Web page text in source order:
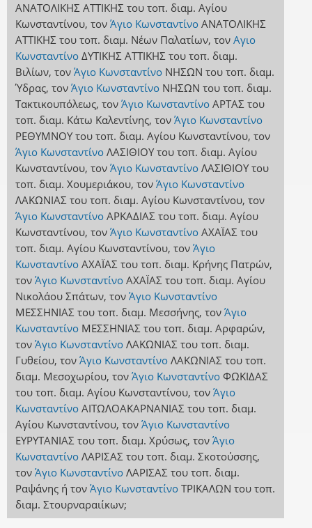
ΑΝΑΤΟΛΙΚΗΣ ΑΤΤΙΚΗΣ του τοπ. διαμ. Αγίου
Κωνσταντίνου, τον Άγιο Κωνσταντίνο ΑΝΑΤΟΛΙΚΗΣ
ΑΤΤΙΚΗΣ του τοπ. διαμ. Νέων Παλατίων, τον Αγιο
Κωνσταντίνο ΔΥΤΙΚΗΣ ΑΤΤΙΚΗΣ του τοπ. διαμ.
Βιλίων, τον Άγιο Κωνσταντίνο ΝΗΣΩΝ του τοπ. διαμ.
Ύδρας, τον Άγιο Κωνσταντίνο ΝΗΣΩΝ του τοπ. διαμ.
Τακτικουπόλεως, τον Άγιο Κωνσταντίνο ΑΡΤΑΣ του
τοπ. διαμ. Κάτω Καλεντίνης, τον Άγιο Κωνσταντίνο
ΡΕΘΥΜΝΟΥ του τοπ. διαμ. Αγίου Κωνσταντίνου, τον
Άγιο Κωνσταντίνο ΛΑΣΙΘΙΟΥ του τοπ. διαμ. Αγίου
Κωνσταντίνου, τον Άγιο Κωνσταντίνο ΛΑΣΙΘΙΟΥ του
τοπ. διαμ. Χουμεριάκου, τον Άγιο Κωνσταντίνο
ΛΑΚΩΝΙΑΣ του τοπ. διαμ. Αγίου Κωνσταντίνου, τον
Άγιο Κωνσταντίνο ΑΡΚΑΔΙΑΣ του τοπ. διαμ. Αγίου
Κωνσταντίνου, τον Άγιο Κωνσταντίνο ΑΧΑΪΑΣ του
τοπ. διαμ. Αγίου Κωνσταντίνου, τον Άγιο
Κωνσταντίνο ΑΧΑΪΑΣ του τοπ. διαμ. Κρήνης Πατρών,
τον Άγιο Κωνσταντίνο ΑΧΑΪΑΣ του τοπ. διαμ. Αγίου
Νικολάου Σπάτων, τον Άγιο Κωνσταντίνο
ΜΕΣΣΗΝΙΑΣ του τοπ. διαμ. Μεσσήνης, τον Άγιο
Κωνσταντίνο ΜΕΣΣΗΝΙΑΣ του τοπ. διαμ. Αρφαρών,
τον Άγιο Κωνσταντίνο ΛΑΚΩΝΙΑΣ του τοπ. διαμ.
Γυθείου, τον Άγιο Κωνσταντίνο ΛΑΚΩΝΙΑΣ του τοπ.
διαμ. Μεσοχωρίου, τον Άγιο Κωνσταντίνο ΦΩΚΙΔΑΣ
του τοπ. διαμ. Αγίου Κωνσταντίνου, τον Άγιο
Κωνσταντίνο ΑΙΤΩΛΟΑΚΑΡΝΑΝΙΑΣ του τοπ. διαμ.
Αγίου Κωνσταντίνου, τον Άγιο Κωνσταντίνο
ΕΥΡΥΤΑΝΙΑΣ του τοπ. διαμ. Χρύσως, τον Άγιο
Κωνσταντίνο ΛΑΡΙΣΑΣ του τοπ. διαμ. Σκοτούσσης,
τον Άγιο Κωνσταντίνο ΛΑΡΙΣΑΣ του τοπ. διαμ.
Ραψάνηςή τον Άγιο Κωνσταντίνο ΤΡΙΚΑΛΩΝ του τοπ.
διαμ. Στουρναραιίκων;